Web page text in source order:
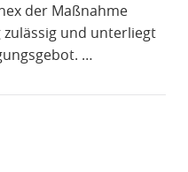
der Maßnahme
und unterliegt
…